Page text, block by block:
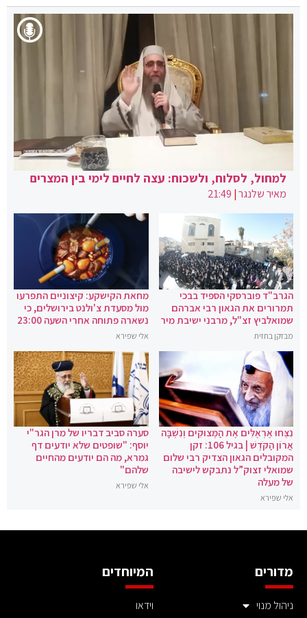
למחול, לסלוח, ולשכוח: עצה לחיים לימי בין המצרים
מאיר שלנגר|
21:49
הגרב"ד פוברסקי הספיד בבכי
תמרורים את הגאון רבי אברהם
שמואלביץ זצ"ל, מרבני ישיבת מיר
מבזקן בחזית
מחאת הקישקע: קיצוניים התפרעו
מול מסעדת צ'ולנט בירושלים, כי
נשארה פתוחה אחרי השעה 23:00
אלי שפירא
נִצְּחוּ אֶרְאֶלִּים אֶת הַמְּצוּקִים וְנִשְׁבָּה
אֲרוֹן הַקֹּדֶשׁ | בגיל 106: זקן
המקובלים הגאון הצדיק רבי שלום
שמואלי זצוק”ל נתבקש לישיבה
של מעלה
אלי שפירא
סערה סביב דבריו של מרן הגר"י
יוסף: "שופטים שלא יודעים דף
גמרא, מה הם יודעים מהחיים
שלהם"
אלי שפירא
מדורים
ניהול מנוי
המיוחדים
וידאו